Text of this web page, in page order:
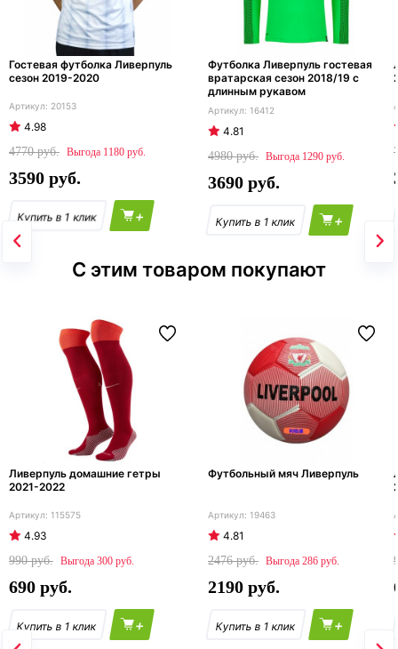
Гостевая футболка Ливерпуль
сезон 2019-2020
20153
4.98
4770
1180
3590
+
Футболка Ливерпуль гостевая
вратарская сезон 2018/19 с
длинным рукавом
16412
4.81
4980
1290
3690
+
С этим товаром покупают
Ливерпуль домашние гетры
2021-2022
115575
4.93
990
300
690
+
Футбольный мяч Ливерпуль
19463
4.81
2476
286
2190
+